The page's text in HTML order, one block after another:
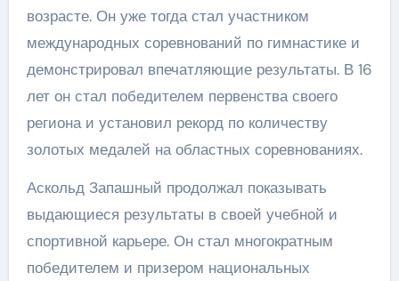
возрасте. Он уже тогда стал участником
международных соревнований по гимнастике и
демонстрировал впечатляющие результаты. В 16
лет он стал победителем первенства своего
региона и установил рекорд по количеству
золотых медалей на областных соревнованиях.
Аскольд Запашный продолжал показывать
выдающиеся результаты в своей учебной и
спортивной карьере. Он стал многократным
победителем и призером национальных